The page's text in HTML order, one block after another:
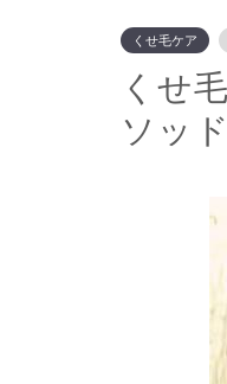
くせ毛ケア
くせ
ソッ